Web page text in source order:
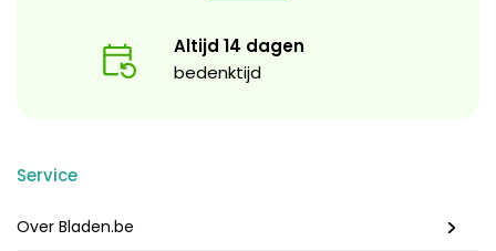
Altijd 14 dagen
bedenktijd
Service
Over Bladen.be